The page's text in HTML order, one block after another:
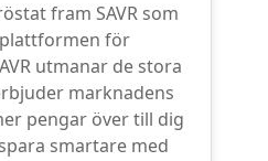
fram SAVR som
för
utmanar de stora
marknadens
pengar över till dig
smartare med